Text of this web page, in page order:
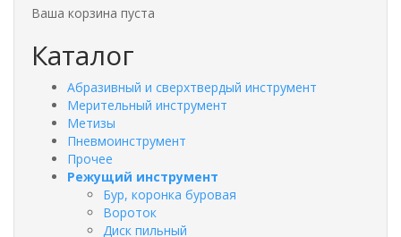
Ваша корзина пуста
Каталог
Абразивный и сверхтвердый инструмент
Мерительный инструмент
Метизы
Пневмоинструмент
Прочее
Режущий инструмент
Бур, коронка буровая
Вороток
Диск пильный